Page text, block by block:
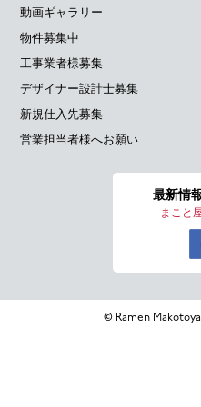
動画ギャラリー
物件募集中
工事業者様募集
デザイナー設計士募集
新規仕入先募集
営業担当者様へお願い
最新情
まこと
© Ramen